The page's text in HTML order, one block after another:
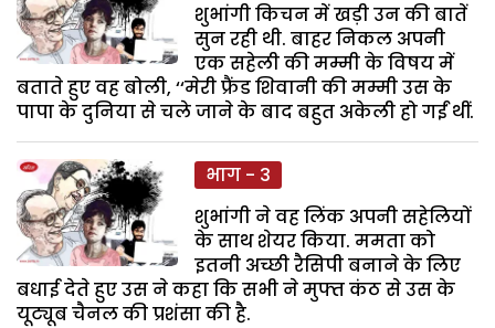
शुभांगी किचन में खड़ी उन की बातें
सुन रही थी. बाहर निकल अपनी
एक सहेली की मम्मी के विषय में
बताते हुए वह बोली, ‘‘मेरी फ्रैंड शिवानी की मम्मी उस के
पापा के दुनिया से चले जाने के बाद बहुत अकेली हो गईं थीं.
भाग - 3
शुभांगी ने वह लिंक अपनी सहेलियों
के साथ शेयर किया. ममता को
इतनी अच्छी रैसिपी बनाने के लिए
बधाई देते हुए उस ने कहा कि सभी ने मुफ्त कंठ से उस के
यूट्यूब चैनल की प्रशंसा की है.